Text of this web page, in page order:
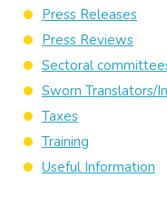
Press Releases
Press Reviews
Sectoral
Sworn Translators/
Taxes
Training
Useful Information